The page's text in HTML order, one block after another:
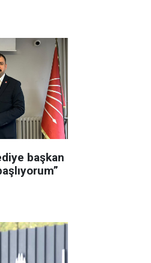
başkan